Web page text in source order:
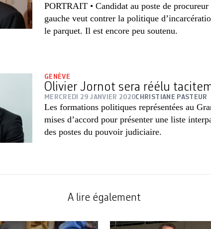
PORTRAIT • Candidat au poste de procureur
gauche veut contrer la politique
le parquet. Il est encore peu soutenu.
GENÈVE
Olivier Jornot sera réélu
MERCREDI 29 JANVIER 2020CHRISTIANE PASTEUR
Les formations politiques représentées au
mises d’accord pour présenter une liste
des postes du pouvoir judiciaire.
A lire également